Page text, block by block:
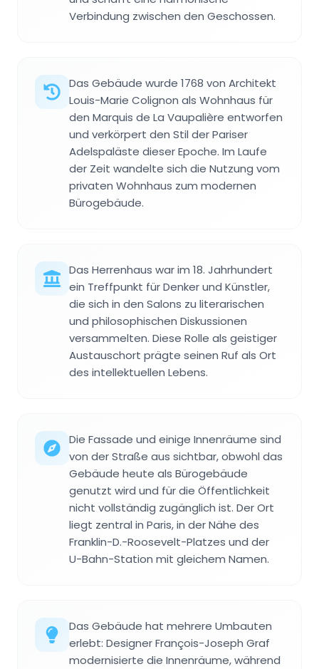
Verbindung zwischen den Geschossen.
Das Gebäude wurde 1768 von Architekt
Louis-Marie Colignon als Wohnhaus für
den Marquis de La Vaupalière entworfen
und verkörpert den Stil der Pariser
Adelspaläste dieser Epoche. Im Laufe
der Zeit wandelte sich die Nutzung vom
privaten Wohnhaus zum modernen
Bürogebäude.
Das Herrenhaus war im 18. Jahrhundert
ein Treffpunkt für Denker und Künstler,
die sich in den Salons zu literarischen
und philosophischen Diskussionen
versammelten. Diese Rolle als geistiger
Austauschort prägte seinen Ruf als Ort
des intellektuellen Lebens.
Die Fassade und einige Innenräume sind
von der Straße aus sichtbar, obwohl das
Gebäude heute als Bürogebäude
genutzt wird und für die Öffentlichkeit
nicht vollständig zugänglich ist. Der Ort
liegt zentral in Paris, in der Nähe des
Franklin-D.-Roosevelt-Platzes und der
U-Bahn-Station mit gleichem Namen.
Das Gebäude hat mehrere Umbauten
erlebt: Designer François-Joseph Graf
modernisierte die Innenräume, während